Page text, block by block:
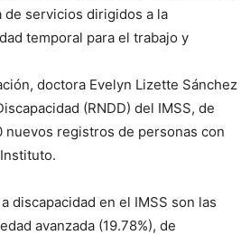
servicios dirigidos a la
temporal para el trabajo y
doctora Evelyn Lizette Sánchez
(RNDD) del IMSS, de
registros de personas con
discapacidad en el IMSS son las
avanzada (19.78%), de